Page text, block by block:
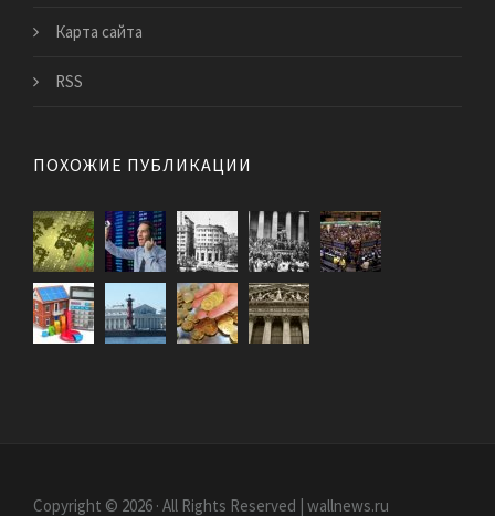
Карта сайта
RSS
ПОХОЖИЕ ПУБЛИКАЦИИ
Copyright © 2026 · All Rights Reserved | wallnews.ru